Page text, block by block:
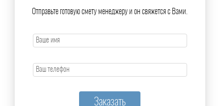
Отправьте готовую смету менеджеру и он свяжется с Вами.